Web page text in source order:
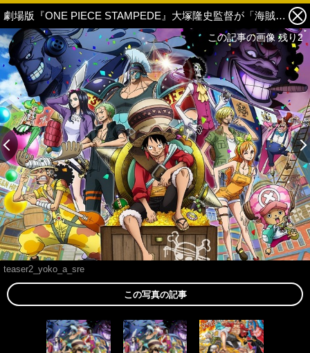
劇場版『ONE PIECE STAMPEDE』大塚隆史監督が「海賊万博」のアイディアについて語る【インタビュー】 1枚目の写真・画像
teaser2_yoko_a_sre
この記事の画像 残り2
この写真の記事
この記事の画像 残り2